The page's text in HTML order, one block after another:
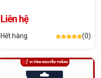
Liên hệ
Hết hàng (0)